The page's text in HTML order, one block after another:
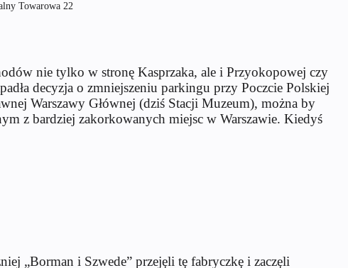
Towarowa 22
nie tylko w stronę Kasprzaka, ale i Przyokopowej czy
decyzja o zmniejszeniu parkingu przy Poczcie Polskiej
Warszawy Głównej (dziś Stacji Muzeum), można by
z bardziej zakorkowanych miejsc w Warszawie. Kiedyś
„Borman i Szwede” przejęli tę fabryczkę i zaczęli